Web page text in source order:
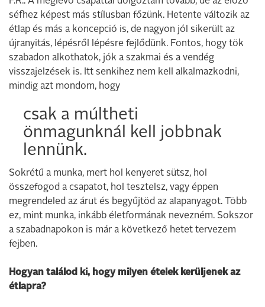
séfhez képest más stílusban főzünk. Hetente változik az
étlap és más a koncepció is, de nagyon jól sikerült az
újranyitás, lépésről lépésre fejlődünk. Fontos, hogy tök
szabadon alkothatok, jók a szakmai és a vendég
visszajelzések is. Itt senkihez nem kell alkalmazkodni,
mindig azt mondom, hogy
csak a múltheti
önmagunknál kell jobbnak
lennünk.
Sokrétű a munka, mert hol kenyeret sütsz, hol
összefogod a csapatot, hol tesztelsz, vagy éppen
megrendeled az árut és begyűjtöd az alapanyagot. Több
ez, mint munka, inkább életformának nevezném. Sokszor
a szabadnapokon is már a következő hetet tervezem
fejben.
Hogyan találod ki, hogy milyen ételek kerüljenek az
étlapra?